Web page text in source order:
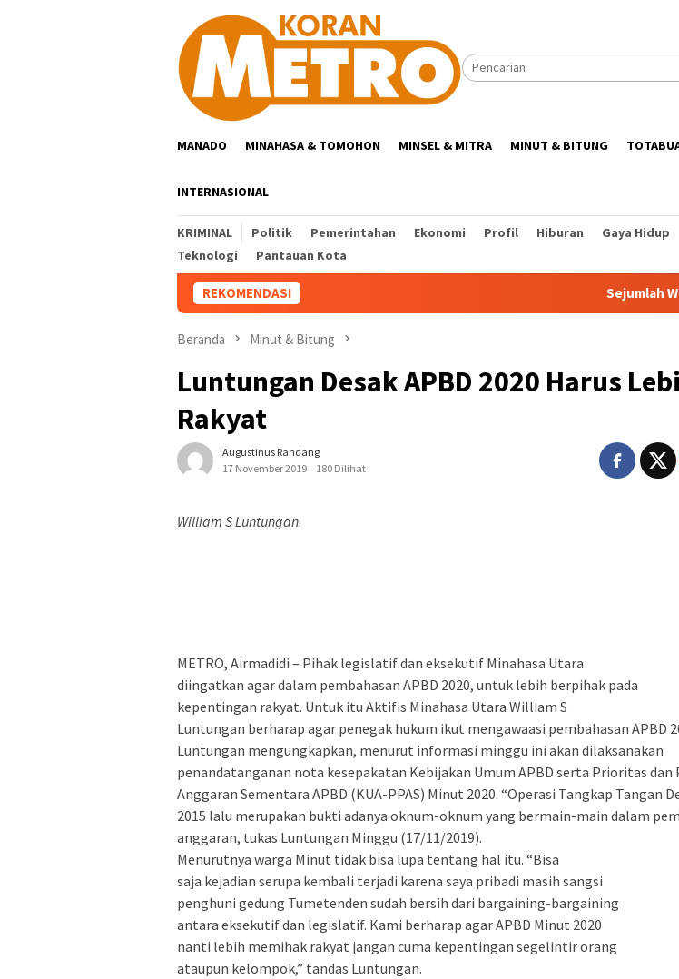
MANADO MINAHASA & TOMOHON MINSEL & MITRA MINUT & BITUNG
INTERNASIONAL
KRIMINAL Politik Pemerintahan Ekonomi Profil Hiburan Gaya Hidup
Teknologi
Pantauan Kota
REKOMENDASI Sejumlah Wilayah
Beranda Minut & Bitung
Luntungan Desak APBD 2020 Harus
Rakyat
Augustinus Randang
17 November 2019
180 Dilihat
William S Luntungan.
METRO, Airmadidi – Pihak legislatif dan eksekutif Minahasa Utara
diingatkan agar dalam pembahasan APBD 2020, untuk lebih berpihak pada
kepentingan rakyat. Untuk itu Aktifis Minahasa Utara William S
Luntungan berharap agar penegak hukum ikut mengawaasi pembahasan APBD
Luntungan mengungkapkan, menurut informasi minggu ini akan dilaksanakan
penandatanganan nota kesepakatan Kebijakan Umum APBD serta Prioritas dan
Anggaran Sementara APBD (KUA-PPAS) Minut 2020. “Operasi Tangkap Tangan
2015 lalu merupakan bukti adanya oknum-oknum yang bermain-main dalam
anggaran, tukas Luntungan Minggu (17/11/2019).
Menurutnya warga Minut tidak bisa lupa tentang hal itu. “Bisa
saja kejadian serupa kembali terjadi karena saya pribadi masih sangsi
penghuni gedung Tumetenden sudah bersih dari bargaining-bargaining
antara eksekutif dan legislatif. Kami berharap agar APBD Minut 2020
nanti lebih memihak rakyat jangan cuma kepentingan segelintir orang
ataupun kelompok,” tandas Luntungan.